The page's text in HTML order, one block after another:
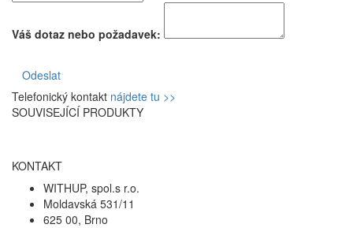
Váš dotaz nebo požadavek:
Odeslat
Telefonický kontakt nájdete tu >>
SOUVISEJÍCÍ PRODUKTY
KONTAKT
WITHUP, spol.s r.o.
Moldavská 531/11
625 00, Brno